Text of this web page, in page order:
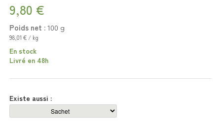
9,80 €
Poids net : 100 g
98,01 € / kg
En stock
Livré en 48h
Existe aussi :